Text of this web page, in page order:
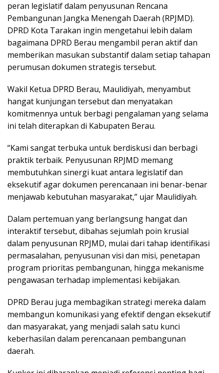
peran legislatif dalam penyusunan Rencana
Pembangunan Jangka Menengah Daerah (RPJMD).
DPRD Kota Tarakan ingin mengetahui lebih dalam
bagaimana DPRD Berau mengambil peran aktif dan
memberikan masukan substantif dalam setiap tahapan
perumusan dokumen strategis tersebut.
Wakil Ketua DPRD Berau, Maulidiyah, menyambut
hangat kunjungan tersebut dan menyatakan
komitmennya untuk berbagi pengalaman yang selama
ini telah diterapkan di Kabupaten Berau.
“Kami sangat terbuka untuk berdiskusi dan berbagi
praktik terbaik. Penyusunan RPJMD memang
membutuhkan sinergi kuat antara legislatif dan
eksekutif agar dokumen perencanaan ini benar-benar
menjawab kebutuhan masyarakat,” ujar Maulidiyah.
Dalam pertemuan yang berlangsung hangat dan
interaktif tersebut, dibahas sejumlah poin krusial
dalam penyusunan RPJMD, mulai dari tahap identifikasi
permasalahan, penyusunan visi dan misi, penetapan
program prioritas pembangunan, hingga mekanisme
pengawasan terhadap implementasi kebijakan.
DPRD Berau juga membagikan strategi mereka dalam
membangun komunikasi yang efektif dengan eksekutif
dan masyarakat, yang menjadi salah satu kunci
keberhasilan dalam perencanaan pembangunan
daerah.